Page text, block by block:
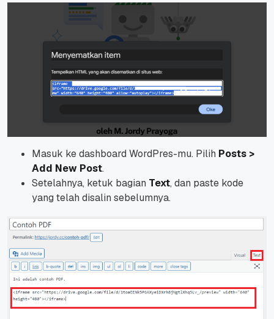
Masuk ke dashboard WordPres-mu. Pilih Posts >
Add New Post.
Setelahnya, ketuk bagian Text, dan paste kode
yang telah disalin sebelumnya.